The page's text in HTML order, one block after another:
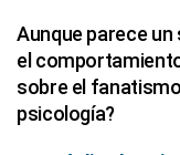
Aunque parece
el
sobre el
psicología?